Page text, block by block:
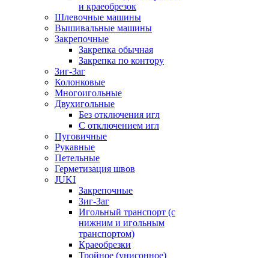
и краеобрезок
Шлевочные машины
Вышивальные машины
Закрепочные
Закрепка обычная
Закрепка по контору
Зиг-Заг
Колонковые
Многоигольные
Двухигольные
Без отключения игл
С отключением игл
Пуговичные
Рукавные
Петельные
Герметизация швов
JUKI
Закрепочные
Зиг-Заг
Игольный транспорт (с
нижним и игольным
транспортом)
Краеобрезки
Тройное (унисонное)